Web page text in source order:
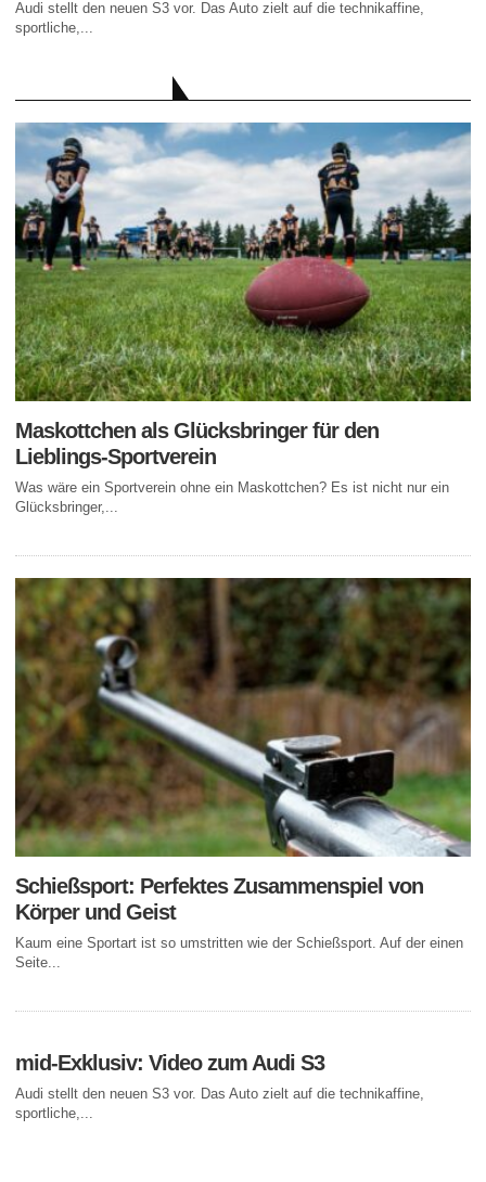
Audi stellt den neuen S3 vor. Das Auto zielt auf die technikaffine,
sportliche,...
Maskottchen als Glücksbringer für den
Lieblings-Sportverein
Was wäre ein Sportverein ohne ein Maskottchen? Es ist nicht nur ein
Glücksbringer,...
Schießsport: Perfektes Zusammenspiel von
Körper und Geist
Kaum eine Sportart ist so umstritten wie der Schießsport. Auf der einen
Seite...
mid-Exklusiv: Video zum Audi S3
Audi stellt den neuen S3 vor. Das Auto zielt auf die technikaffine,
sportliche,...